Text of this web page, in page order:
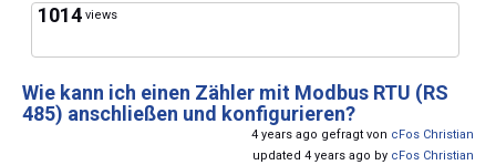
1014 views
Wie kann ich einen Zähler mit Modbus RTU (RS
485) anschließen und konfigurieren?
4 years ago gefragt von cFos Christian
updated 4 years ago by cFos Christian